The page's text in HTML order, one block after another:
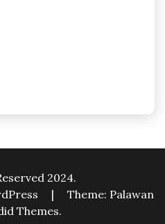
2024.
|
Theme: Palawan
Themes.